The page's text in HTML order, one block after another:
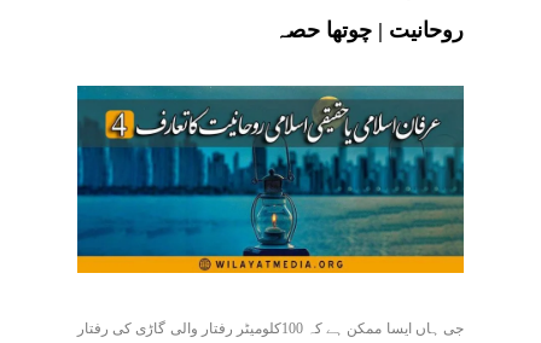
روحانیت | چوتھا حصہ
جی ہاں ایسا ممکن ہے کہ 100کلومیٹر رفتار والی گاڑی کی رفتار